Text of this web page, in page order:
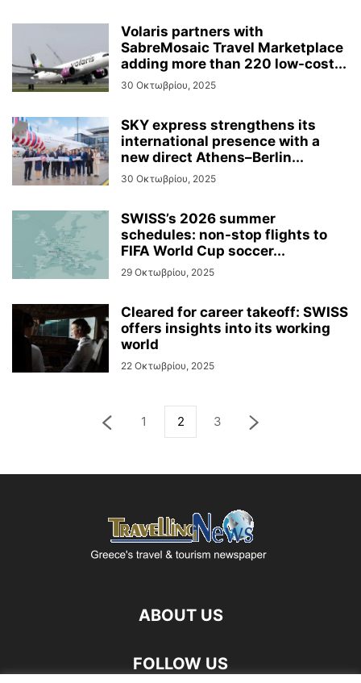
Volaris partners with
SabreMosaic Travel Marketplace
adding more than 220 low-cost...
30 Οκτωβρίου, 2025
SKY express strengthens its
international presence with a
new direct Athens–Berlin...
30 Οκτωβρίου, 2025
SWISS’s 2026 summer
schedules: non-stop flights to
FIFA World Cup soccer...
29 Οκτωβρίου, 2025
Cleared for career takeoff: SWISS
offers insights into its working
world
22 Οκτωβρίου, 2025
1 2 3
ABOUT US
FOLLOW US